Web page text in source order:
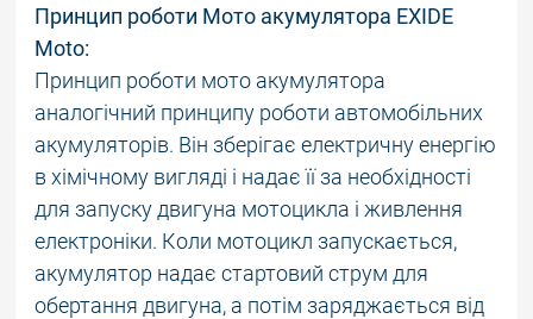
Принцип роботи Мото акумулятора EXIDE
Moto:
Принцип роботи мото акумулятора
аналогічний принципу роботи автомобільних
акумуляторів. Він зберігає електричну енергію
в хімічному вигляді і надає її за необхідності
для запуску двигуна мотоцикла і живлення
електроніки. Коли мотоцикл запускається,
акумулятор надає стартовий струм для
обертання двигуна, а потім заряджається від